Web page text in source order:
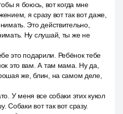
я боюсь, вот когда мне
я сразу вот так вот даже,
Это действительно,
Ну слушай, ты же не
это подарили. Ребёнок тебе
это вам. А там мама. Ну да,
же, блин, на самом деле,
У меня все собаки этих кукол
Собаки вот так вот сразу.